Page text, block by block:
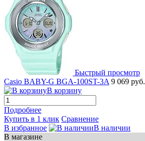
Быстрый просмотр
Casio BABY-G BGA-100ST-3A 9 069 руб.
В корзину
Подробнее
Купить в 1 клик Сравнение
В избранное
В наличии
В магазине